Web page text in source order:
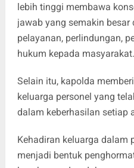
lebih tinggi membawa
jawab yang semakin besar
pelayanan, perlindungan,
hukum kepada masyarakat.
Selain itu, kapolda
keluarga personel yang
dalam keberhasilan setiap
Kehadiran keluarga dalam
menjadi bentuk